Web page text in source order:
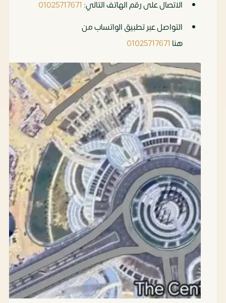
الاتصال على رقم الهاتف التالي: 01025717671
التواصل عبر تطبيق الواتساب من
هنا 01025717671